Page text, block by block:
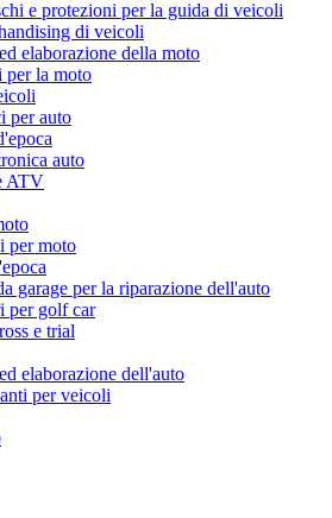
e protezioni per la guida di veicoli
di veicoli
elaborazione della moto
per la moto
per auto
auto
ATV
per moto
garage per la riparazione dell'auto
per golf car
e trial
elaborazione dell'auto
per veicoli